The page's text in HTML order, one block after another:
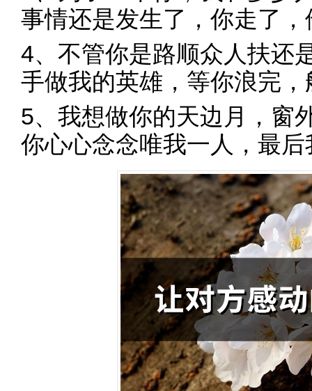
事情还是发生了，你走了
4、不管你是路顺众人扶还
手做我的英雄，等你浪完
5、我想做你的天边月，窗
你心心念念唯我一人，最